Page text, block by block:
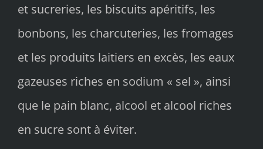
et sucreries, les biscuits apéritifs, les
bonbons, les charcuteries, les fromages
et les produits laitiers en excès, les eaux
gazeuses riches en sodium « sel », ainsi
que le pain blanc, alcool et alcool riches
en sucre sont à éviter.